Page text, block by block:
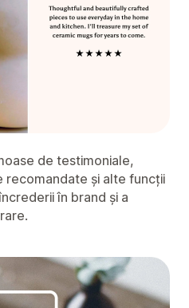
de testimoniale,
recomandate și alte funcții
în brand și a